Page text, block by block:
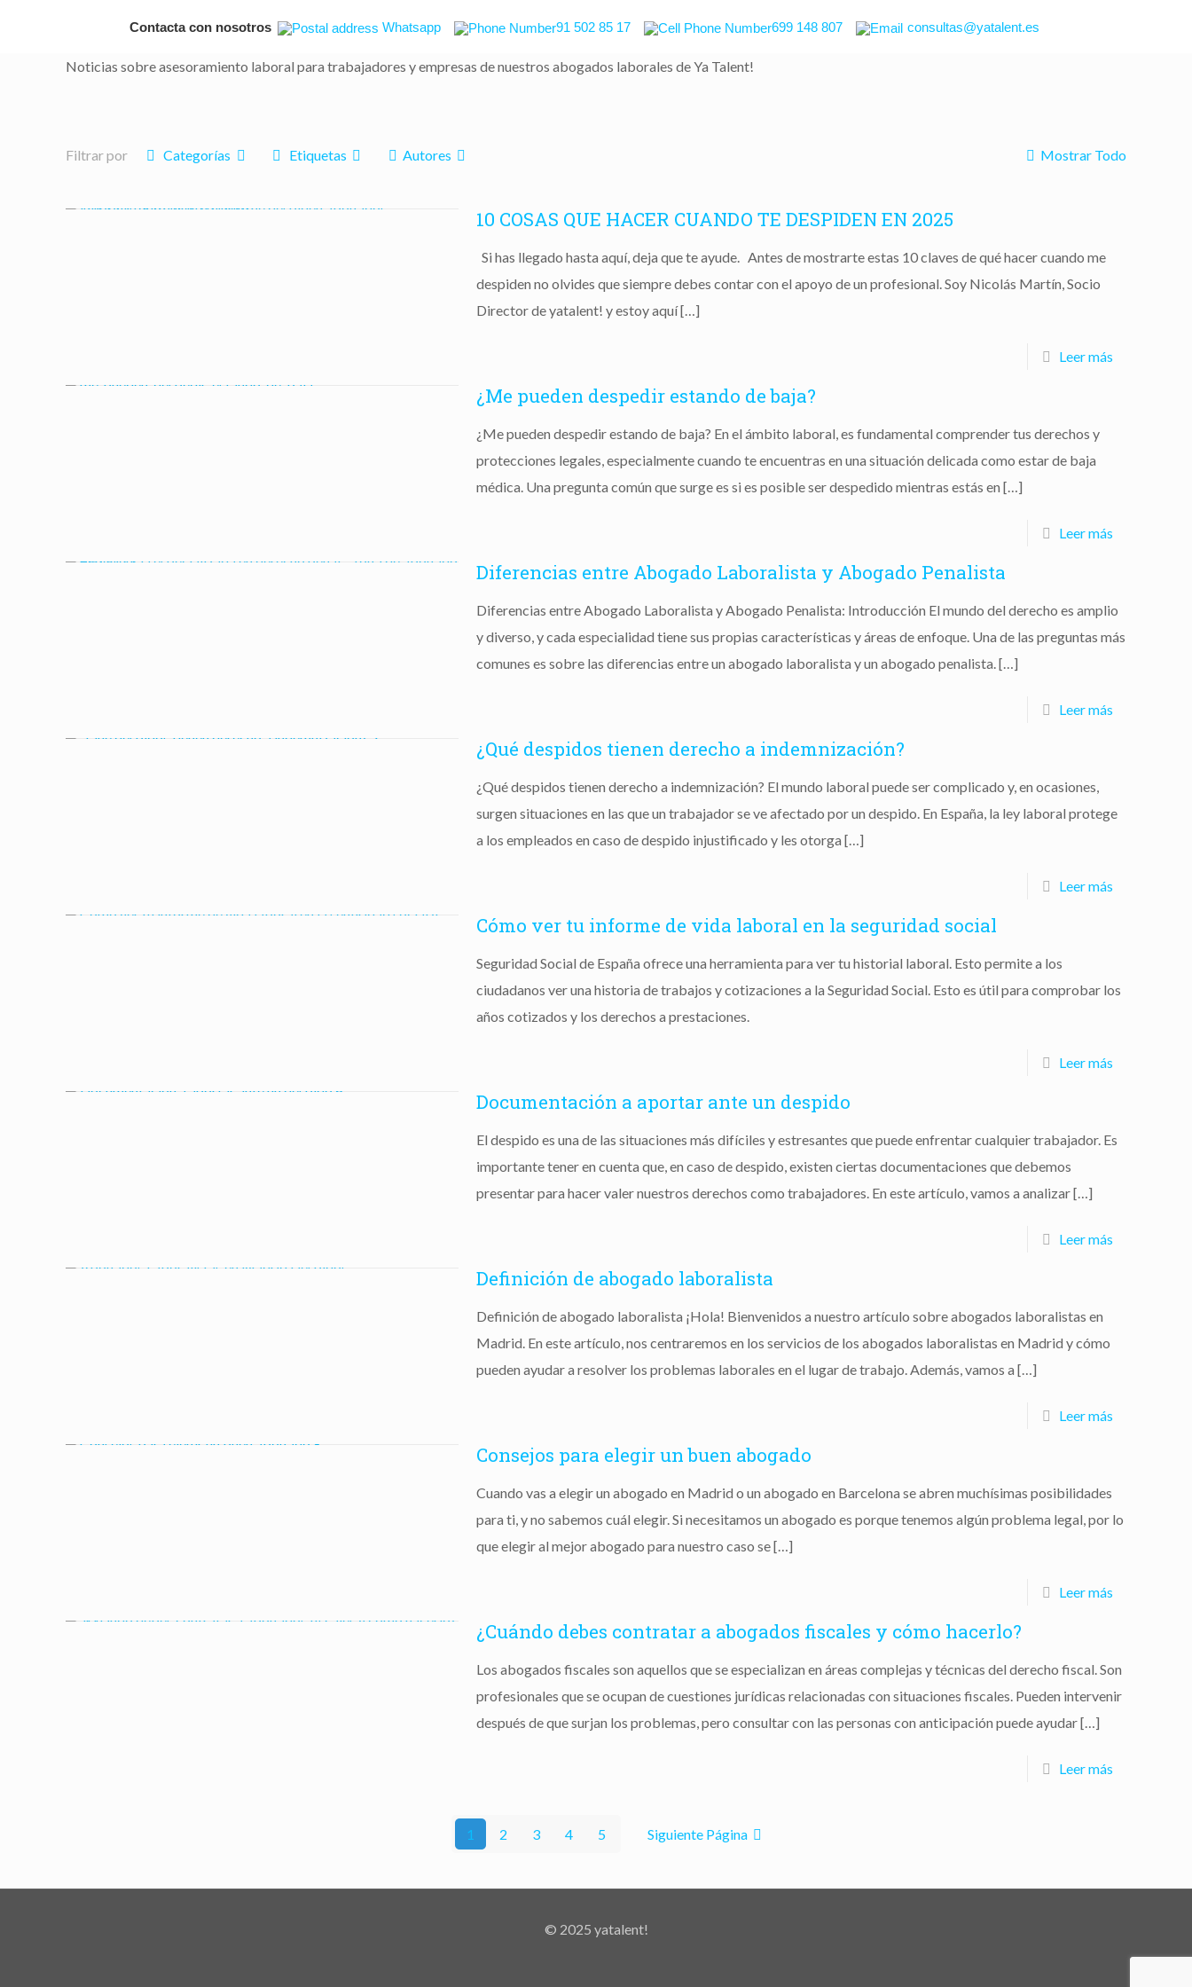
Contacta con nosotros Whatsapp 91 502 85 17 699 148 807 consultas@yatalent.es
Noticias sobre asesoramiento laboral para trabajadores y empresas de nuestros abogados laborales de Ya Talent!
Filtrar por Categorías Etiquetas Autores Mostrar Todo
10 COSAS QUE HACER CUANDO TE DESPIDEN EN 2025
Si has llegado hasta aquí, deja que te ayude. Antes de mostrarte estas 10 claves de qué hacer cuando me
despiden no olvides que siempre debes contar con el apoyo de un profesional. Soy Nicolás Martín, Socio
Director de yatalent! y estoy aquí[…]
Leer más
¿Me pueden despedir estando de baja?
¿Me pueden despedir estando de baja? En el ámbito laboral, es fundamental comprender tus derechos y
protecciones legales, especialmente cuando te encuentras en una situación delicada como estar de baja
médica. Una pregunta común que surge es si es posible ser despedido mientras estás en […]
Leer más
Diferencias entre Abogado Laboralista y Abogado Penalista
Diferencias entre Abogado Laboralista y Abogado Penalista: Introducción El mundo del derecho es amplio
y diverso, y cada especialidad tiene sus propias características y áreas de enfoque. Una de las preguntas más
comunes es sobre las diferencias entre un abogado laboralista y un abogado penalista.[…]
Leer más
¿Qué despidos tienen derecho a indemnización?
¿Qué despidos tienen derecho a indemnización? El mundo laboral puede ser complicado y, en ocasiones,
surgen situaciones en las que un trabajador se ve afectado por un despido. En España, la ley laboral protege
a los empleados en caso de despido injustificado y les otorga […]
Leer más
Cómo ver tu informe de vida laboral en la seguridad social
Seguridad Social de España ofrece una herramienta para ver tu historial laboral. Esto permite a los
ciudadanos ver una historia de trabajos y cotizaciones a la Seguridad Social. Esto es útil para comprobar los
años cotizados y los derechos a prestaciones.
Leer más
Documentación a aportar ante un despido
El despido es una de las situaciones más difíciles y estresantes que puede enfrentar cualquier trabajador. Es
importante tener en cuenta que, en caso de despido, existen ciertas documentaciones que debemos
presentar para hacer valer nuestros derechos como trabajadores. En este artículo, vamos a analizar[…]
Leer más
Definición de abogado laboralista
Definición de abogado laboralista ¡Hola! Bienvenidos a nuestro artículo sobre abogados laboralistas en
Madrid. En este artículo, nos centraremos en los servicios de los abogados laboralistas en Madrid y cómo
pueden ayudar a resolver los problemas laborales en el lugar de trabajo. Además, vamos a […]
Leer más
Consejos para elegir un buen abogado
Cuando vas a elegir un abogado en Madrid o un abogado en Barcelona se abren muchísimas posibilidades
para ti, y no sabemos cuál elegir. Si necesitamos un abogado es porque tenemos algún problema legal, por lo
que elegir al mejor abogado para nuestro caso se[…]
Leer más
¿Cuándo debes contratar a abogados fiscales y cómo hacerlo?
Los abogados fiscales son aquellos que se especializan en áreas complejas y técnicas del derecho fiscal. Son
profesionales que se ocupan de cuestiones jurídicas relacionadas con situaciones fiscales. Pueden intervenir
después de que surjan los problemas, pero consultar con las personas con anticipación puede ayudar[…]
Leer más
1 2 3 4 5 Siguiente Página
© 2025 yatalent!